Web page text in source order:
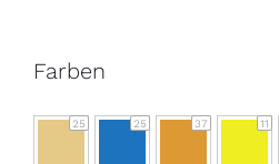
Farben
25 25 37 11